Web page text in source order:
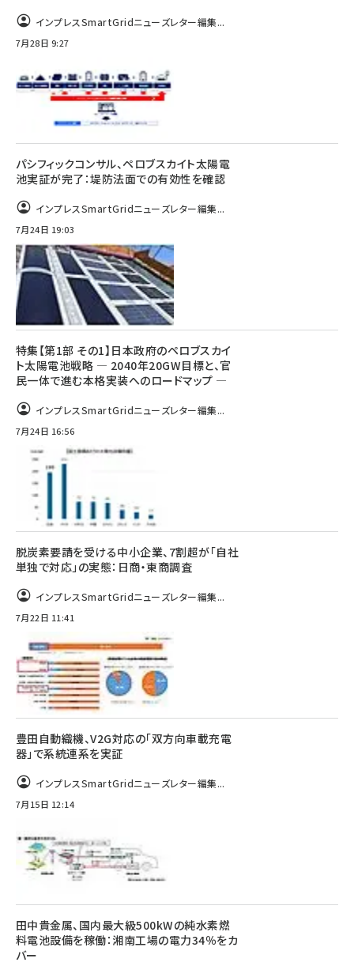
インプレスSmartGridニューズレター編集...
7月28日 9:27
パシフィックコンサル、ペロブスカイト太陽電
池実証が完了：堤防法面での有効性を確認
インプレスSmartGridニューズレター編集...
7月24日 19:03
特集【第1部 その1】日本政府のペロブスカイ
ト太陽電池戦略 ― 2040年20GW目標と、官
民一体で進む本格実装へのロードマップ ―
インプレスSmartGridニューズレター編集...
7月24日 16:56
脱炭素要請を受ける中小企業、7割超が「自社
単独で対応」の実態：日商・東商調査
インプレスSmartGridニューズレター編集...
7月22日 11:41
豊田自動織機、V2G対応の「双方向車載充電
器」で系統連系を実証
インプレスSmartGridニューズレター編集...
7月15日 12:14
田中貴金属、国内最大級500kWの純水素燃
料電池設備を稼働：湘南工場の電力34％をカ
バー